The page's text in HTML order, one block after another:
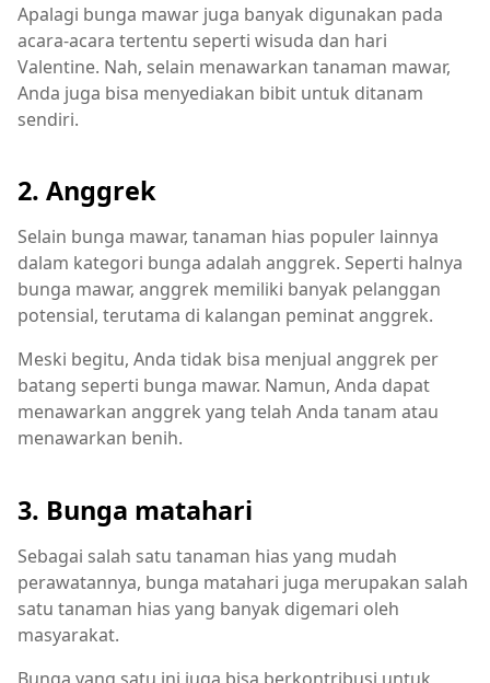
Apalagi bunga mawar juga banyak digunakan pada
acara-acara tertentu seperti wisuda dan hari
Valentine. Nah, selain menawarkan tanaman mawar,
Anda juga bisa menyediakan bibit untuk ditanam
sendiri.
2. Anggrek
Selain bunga mawar, tanaman hias populer lainnya
dalam kategori bunga adalah anggrek. Seperti halnya
bunga mawar, anggrek memiliki banyak pelanggan
potensial, terutama di kalangan peminat anggrek.
Meski begitu, Anda tidak bisa menjual anggrek per
batang seperti bunga mawar. Namun, Anda dapat
menawarkan anggrek yang telah Anda tanam atau
menawarkan benih.
3. Bunga matahari
Sebagai salah satu tanaman hias yang mudah
perawatannya, bunga matahari juga merupakan salah
satu tanaman hias yang banyak digemari oleh
masyarakat.
Bunga yang satu ini juga bisa berkontribusi untuk